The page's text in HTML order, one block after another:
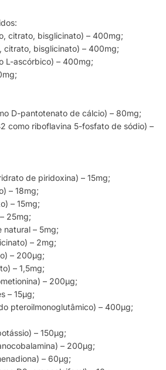
citrato, bisglicinato) – 400mg;
citrato, bisglicinato) – 400mg;
L-ascórbico) – 400mg;
D-pantotenato de cálcio) – 80mg;
como riboflavina 5-fosfato de sódio) –
de piridoxina) – 15mg;
– 18mg;
– 15mg;
25mg;
natural – 5mg;
– 2mg;
– 200µg;
– 1,5mg;
– 200µg;
– 15µg;
pteroilmonoglutâmico) – 400µg;
– 150µg;
– 200µg;
– 60µg;